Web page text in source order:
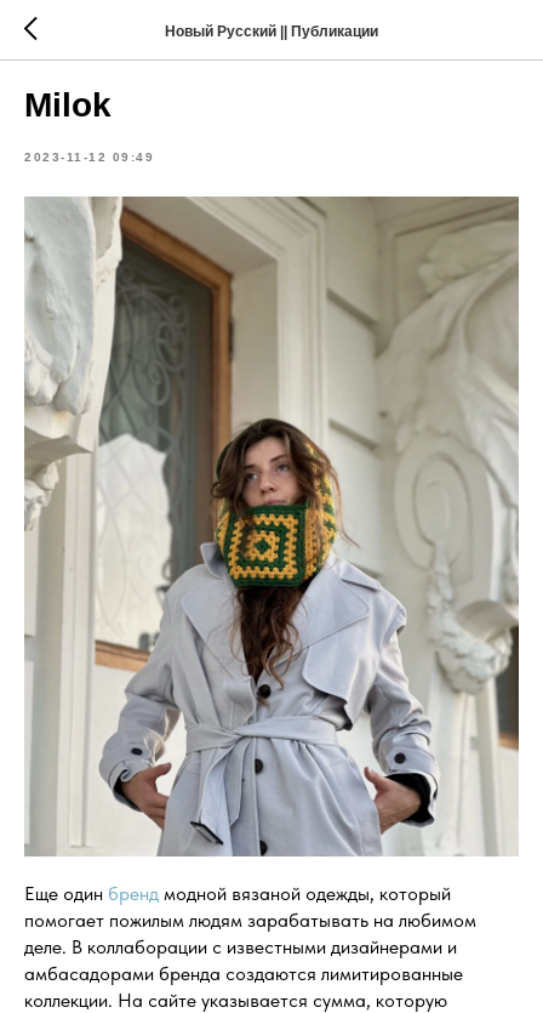
Новый Русский || Публикации
Milok
2023-11-12 09:49
Еще один бренд модной вязаной одежды, который
помогает пожилым людям зарабатывать на любимом
деле. В коллаборации с известными дизайнерами и
амбасадорами бренда создаются лимитированные
коллекции. На сайте указывается сумма, которую